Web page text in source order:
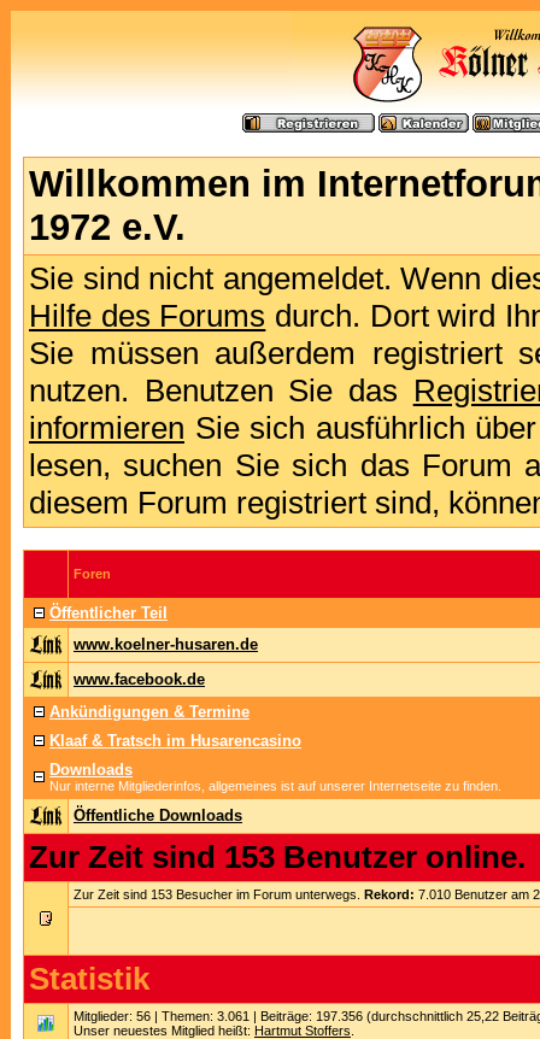
Willkommen im
1972 e.V.
Sie sind nicht angemeldet. Wenn
Hilfe des Forums durch. Dort wird
Sie müssen außerdem registriert
nutzen. Benutzen Sie das
informieren Sie sich ausführlich
lesen, suchen Sie sich das Forum
diesem Forum registriert sind,
Foren
Öffentlicher Teil
www.koelner-husaren.de
www.facebook.de
Ankündigungen & Termine
Klaaf & Tratsch im Husarencasino
Downloads
Nur interne Mitgliederinfos, allgemeines ist auf unserer Internetseite zu finden.
Öffentliche Downloads
Zur Zeit sind 153 Benutzer online.
Zur Zeit sind 153 Besucher im Forum unterwegs. Rekord: 7.010 Benutzer am
Statistik
Mitglieder: 56 | Themen: 3.061 | Beiträge: 197.356 (durchschnittlich 25,22
Unser neuestes Mitglied heißt: Hartmut Stoffers